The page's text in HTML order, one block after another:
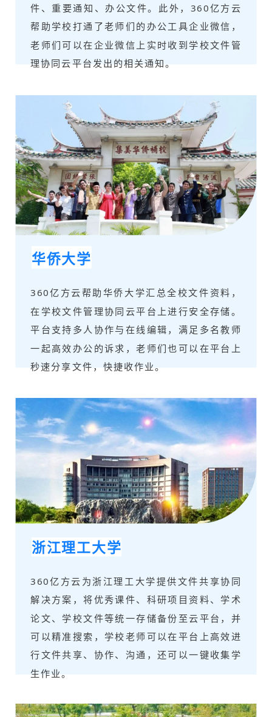
件、重要通知、办公文件。此外，360亿方云
帮助学校打通了老师们的办公工具企业微信，
老师们可以在企业微信上实时收到学校文件管
理协同云平台发出的相关通知。
华侨大学
360亿方云帮助华侨大学汇总全校文件资料，
在学校文件管理协同云平台上进行安全存储。
平台支持多人协作与在线编辑，满足多名教师
一起高效办公的诉求，老师们也可以在平台上
秒速分享文件，快捷收作业。
浙江理工大学
360亿方云为浙江理工大学提供文件共享协同
解决方案，将优秀课件、科研项目资料、学术
论文、学校文件等统一存储备份至云平台，并
可以精准搜索，学校老师可以在平台上高效进
行文件共享、协作、沟通，还可以一键收集学
生作业。